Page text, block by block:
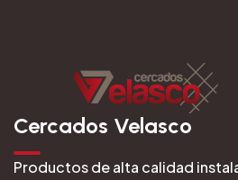
Cercados Velasco
Productos de alta calidad